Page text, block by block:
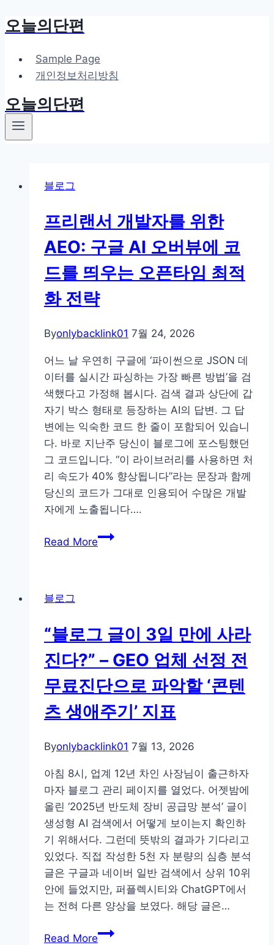
Skip
content
오늘의단편
Sample Page
개인정보처리방침
오늘의단편
블로그
프리랜서 개발자를 위한
AEO: 구글 AI 오버뷰에 코
드를 띄우는 오픈타임 최적
화 전략
Byonlybacklink01 7월 24, 2026
어느 날 우연히 구글에 ‘파이썬으로 JSON 데
이터를 실시간 파싱하는 가장 빠른 방법’을 검
색했다고 가정해 봅시다. 검색 결과 상단에 갑
자기 박스 형태로 등장하는 AI의 답변. 그 답
변에는 익숙한 코드 한 줄이 포함되어 있습니
다. 바로 지난주 당신이 블로그에 포스팅했던
그 코드입니다. “이 라이브러리를 사용하면 처
리 속도가 40% 향상됩니다”라는 문장과 함께
당신의 코드가 그대로 인용되어 수많은 개발
자에게 노출됩니다….
Read More프
자
위
한
AEO:
구
AI
오
버
뷰
에
코
드
를
띄
우
오
블로그
“블로그 글이 3일 만에 사라
진다?” – GEO 업체 선정 전
무료진단으로 파악할 ‘콘텐
츠 생애주기’ 지표
Byonlybacklink01 7월 13, 2026
아침 8시, 업계 12년 차인 사장님이 출근하자
마자 블로그 관리 페이지를 열었다. 어젯밤에
올린 ‘2025년 반도체 장비 공급망 분석’ 글이
생성형 AI 검색에서 어떻게 보이는지 확인하
기 위해서다. 그런데 뜻밖의 결과가 기다리고
있었다. 직접 작성한 5천 자 분량의 심층 분석
글은 구글과 네이버 일반 검색에서 상위 10위
안에 들었지만, 퍼플렉시티와 ChatGPT에서
는 전혀 다른 양상을 보였다. 해당 글은…
Read More“블